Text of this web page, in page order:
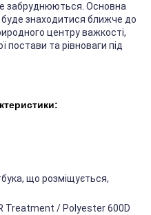
забруднюються. Основна
знаходитися ближче до
центру важкості,
постави та рівноваги під
що розміщується,
Treatment / Polyester 600D